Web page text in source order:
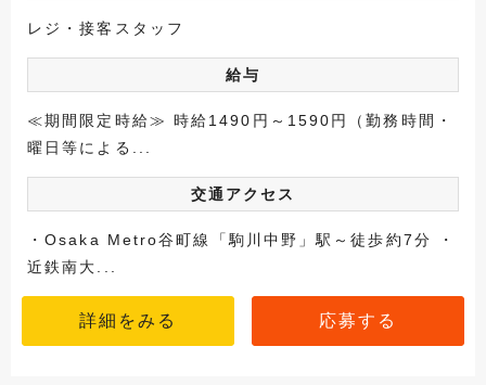
レジ・接客スタッフ
給与
≪期間限定時給≫ 時給1490円～1590円（勤務時間・
曜日等による...
交通アクセス
・Osaka Metro谷町線「駒川中野」駅～徒歩約7分 ・
近鉄南大...
詳細をみる 応募する